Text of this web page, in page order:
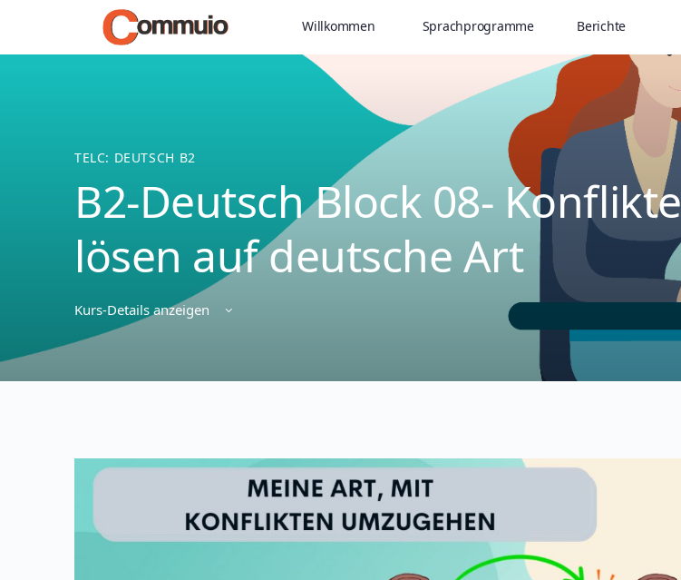
Willkommen Sprachprogramme Berichte
TELC: DEUTSCH B2
B2-Deutsch Block 08- Konflikte
lösen auf deutsche Art
Kurs-Details anzeigen